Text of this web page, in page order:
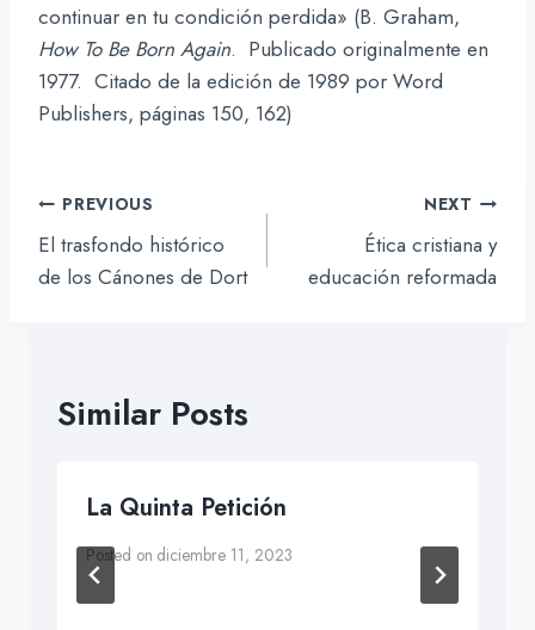
continuar en tu condición perdida» (B. Graham,
How To Be Born Again. Publicado originalmente en
1977. Citado de la edición de 1989 por Word
Publishers, páginas 150, 162)
Navegación
de
entradas
PREVIOUS
El trasfondo histórico
de los Cánones de Dort
NEXT
Ética cristiana y
educación reformada
Similar Posts
La Quinta Petición
Posted on diciembre 11, 2023